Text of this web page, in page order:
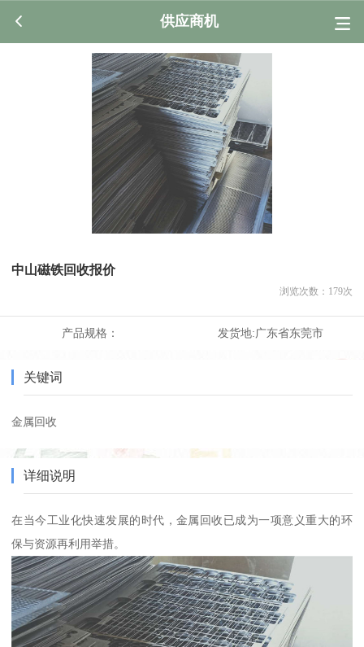
供应商机
中山磁铁回收报价
浏览次数： 179次
产品规格： 发货地:广东省东莞市
关键词
金属回收
详细说明
在当今工业化快速发展的时代，金属回收已成为一项意义重大的环
保与资源再利用举措。